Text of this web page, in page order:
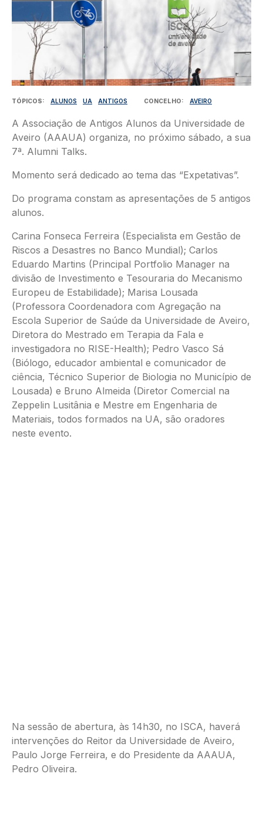
TÓPICOS ALUNOS UA ANTIGOS CONCELHO AVEIRO
A Associação de Antigos Alunos da Universidade de
Aveiro (AAAUA) organiza, no próximo sábado, a sua
7ª. Alumni Talks.
Momento será dedicado ao tema das “Expetativas”.
Do programa constam as apresentações de 5 antigos
alunos.
Carina Fonseca Ferreira (Especialista em Gestão de
Riscos a Desastres no Banco Mundial); Carlos
Eduardo Martins (Principal Portfolio Manager na
divisão de Investimento e Tesouraria do Mecanismo
Europeu de Estabilidade); Marisa Lousada
(Professora Coordenadora com Agregação na
Escola Superior de Saúde da Universidade de Aveiro,
Diretora do Mestrado em Terapia da Fala e
investigadora no RISE-Health); Pedro Vasco Sá
(Biólogo, educador ambiental e comunicador de
ciência, Técnico Superior de Biologia no Município de
Lousada) e Bruno Almeida (Diretor Comercial na
Zeppelin Lusitânia e Mestre em Engenharia de
Materiais, todos formados na UA, são oradores
neste evento.
Na sessão de abertura, às 14h30, no ISCA, haverá
intervenções do Reitor da Universidade de Aveiro,
Paulo Jorge Ferreira, e do Presidente da AAAUA,
Pedro Oliveira.